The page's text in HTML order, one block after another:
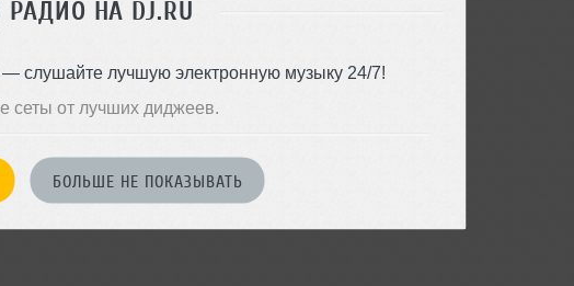
РАДИО НА DJ.RU
слушайте лучшую электронную музыку 24/7!
сеты от лучших диджеев.
БОЛЬШЕ НЕ ПОКАЗЫВАТЬ